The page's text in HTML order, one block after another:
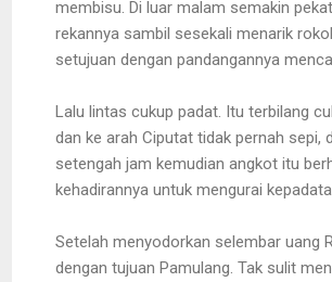
membisu. Di luar malam semakin
rekannya sambil sesekali menarik
setujuan dengan pandangannya
Lalu lintas cukup padat. Itu terbilang
dan ke arah Ciputat tidak pernah sepi,
setengah jam kemudian angkot itu
kehadirannya untuk mengurai
Setelah menyodorkan selembar uang
dengan tujuan Pamulang. Tak sulit